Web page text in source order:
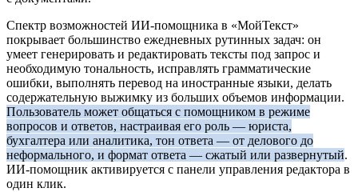
Спектр возможностей ИИ-помощника в «МойТекст»
покрывает большинство ежедневных рутинных задач: он
умеет генерировать и редактировать тексты под запрос и
необходимую тональность, исправлять грамматические
ошибки, выполнять перевод на иностранные языки, делать
содержательную выжимку из больших объемов информации.
Пользователь может общаться с помощником в режиме
вопросов и ответов, настраивая его роль — юриста,
бухгалтера или аналитика, тон ответа — от делового до
неформального, и формат ответа — сжатый или развернутый.
ИИ-помощник активируется с панели управления редактора в
один клик.